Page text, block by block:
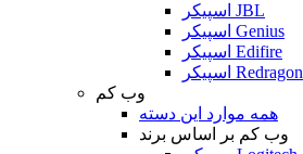
اسپیکر JBL
اسپیکر Genius
اسپیکر Edifire
اسپیکر Redragon
وب کم
همه موارد این دسته
وب کم بر اساس برند